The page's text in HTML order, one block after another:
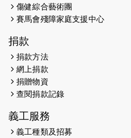
2026-05-07
開始）
2026-04-30
2026-04-25
2026-04-24
2026-04-23
傷健綜合藝術團
賽馬會殘障家庭支援中心
捐款
捐款方法
網上捐款
捐贈物資
查閱捐款記錄
義工服務
義工種類及招募